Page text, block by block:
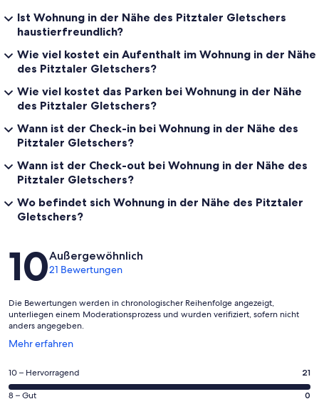
Ist Wohnung in der Nähe des Pitztaler Gletschers
haustierfreundlich?
Wie viel kostet ein Aufenthalt im Wohnung in der Nähe
des Pitztaler Gletschers?
Wie viel kostet das Parken bei Wohnung in der Nähe
des Pitztaler Gletschers?
Wann ist der Check-in bei Wohnung in der Nähe des
Pitztaler Gletschers?
Wann ist der Check-out bei Wohnung in der Nähe des
Pitztaler Gletschers?
Wo befindet sich Wohnung in der Nähe des Pitztaler
Gletschers?
Bewertungen
10Außergewöhnlich
21 Bewertungen
Die Bewertungen werden in chronologischer Reihenfolge angezeigt,
unterliegen einem Moderationsprozess und wurden verifiziert, sofern nicht
anders angegeben.
Mehr erfahren
Wird
einem
neuen
Fenster
21
von
10 – Hervorragend 21
8 – Gut 0